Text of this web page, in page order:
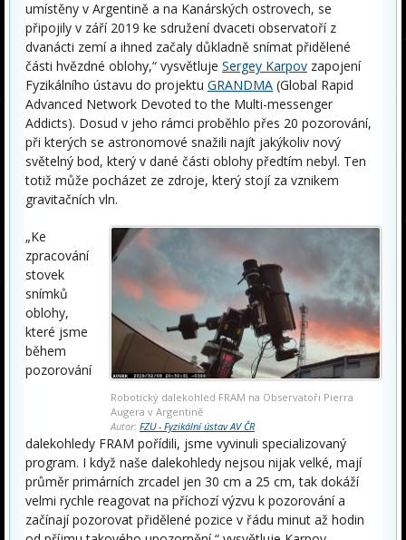
umístěny v Argentině a na Kanárských ostrovech, se
připojily v září 2019 ke sdružení dvaceti observatoří z
dvanácti zemí a ihned začaly důkladně snímat přidělené
části hvězdné oblohy,“ vysvětluje Sergey Karpov zapojení
Fyzikálního ústavu do projektu GRANDMA (Global Rapid
Advanced Network Devoted to the Multi-messenger
Addicts). Dosud v jeho rámci proběhlo přes 20 pozorování,
při kterých se astronomové snažili najít jakýkoliv nový
světelný bod, který v dané části oblohy předtím nebyl. Ten
totiž může pocházet ze zdroje, který stojí za vznikem
gravitačních vln.
Robotický dalekohled FRAM na Observatoři Pierra
Augera v Argentině
Autor: FZU - Fyzikální ústav AV ČR
„Ke
zpracování
stovek
snímků
oblohy,
které jsme
během
pozorování
dalekohledy FRAM pořídili, jsme vyvinuli specializovaný
program. I když naše dalekohledy nejsou nijak velké, mají
průměr primárních zrcadel jen 30 cm a 25 cm, tak dokáží
velmi rychle reagovat na příchozí výzvu k pozorování a
začínají pozorovat přidělené pozice v řádu minut až hodin